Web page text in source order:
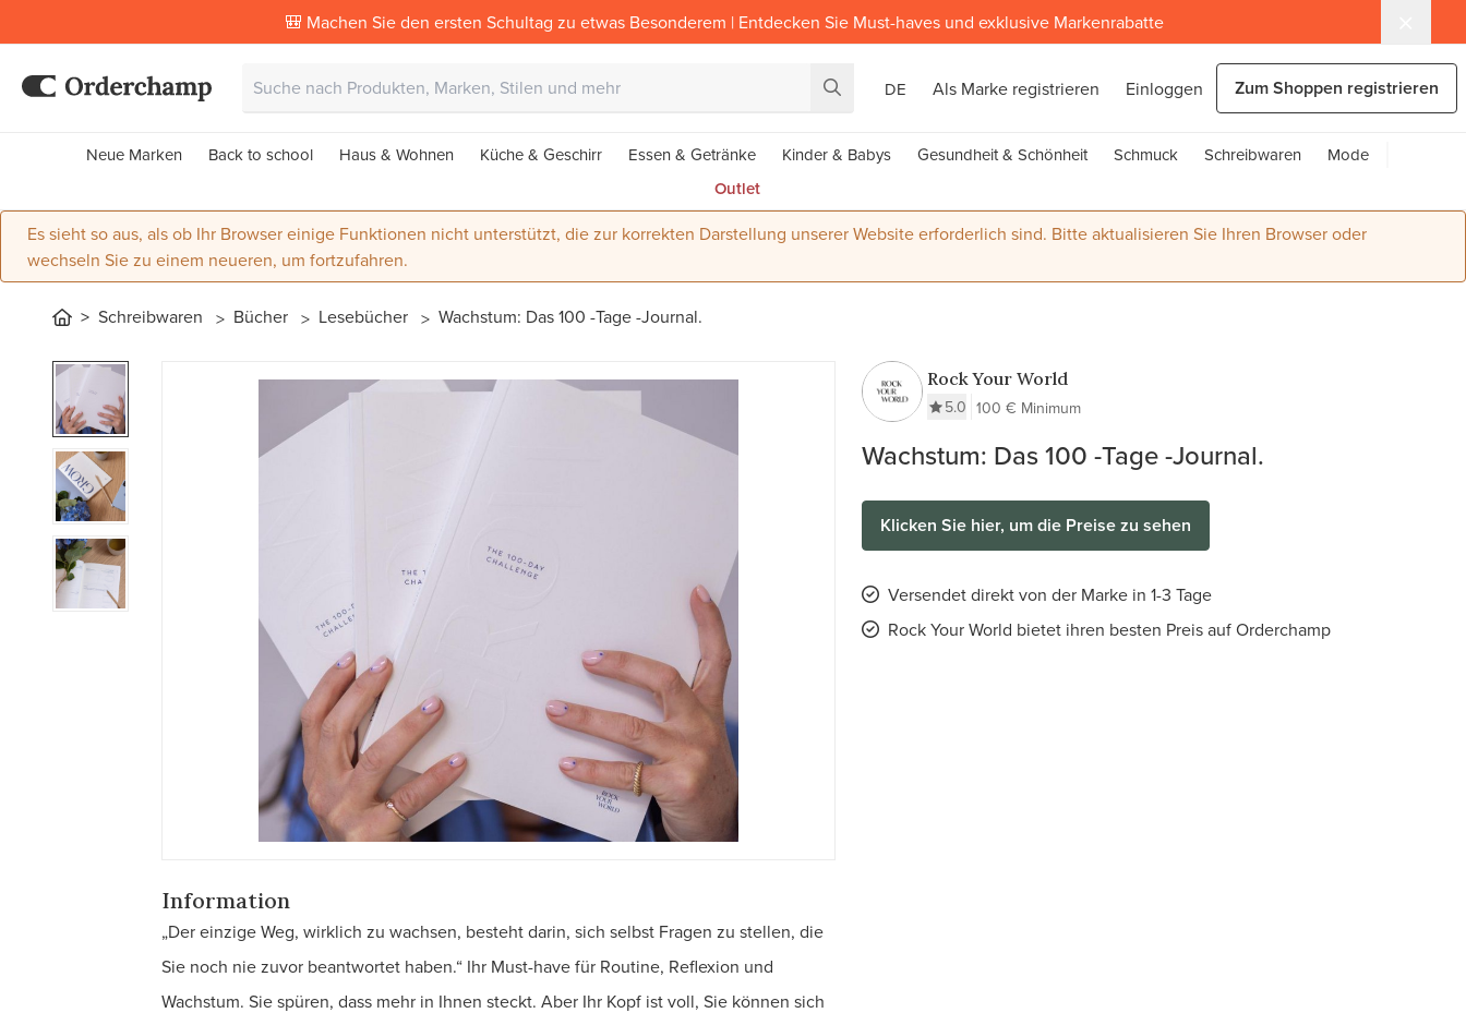
🎒 Machen Sie den ersten Schultag zu etwas Besonderem | Entdecken Sie Must-haves und exklusive Markenrabatte
DE Als Marke registrieren Einloggen Zum Shoppen registrieren
Neue Marken Back to school Haus & Wohnen Küche & Geschirr Essen & Getränke Kinder & Babys Gesundheit & Schönheit Schmuck Schreibwaren
Mode
Outlet
Es sieht so aus, als ob Ihr Browser einige Funktionen nicht unterstützt, die zur korrekten Darstellung unserer Website erforderlich sind. Bitte aktualisieren Sie Ihren Browser oder
wechseln Sie zu einem neueren, um fortzufahren.
Schreibwaren Bücher Lesebücher Wachstum: Das 100 -Tage -Journal.
Rock Your World
5.0 100 € Minimum
Wachstum: Das 100 -Tage -Journal.
Klicken Sie hier, um die Preise zu sehen
Versendet direkt von der Marke in 1-3 Tage
Rock Your World bietet ihren besten Preis auf Orderchamp
Information
„Der einzige Weg, wirklich zu wachsen, besteht darin, sich selbst Fragen zu stellen, die
Sie noch nie zuvor beantwortet haben.“ Ihr Must-have für Routine, Reflexion und
Wachstum. Sie spüren, dass mehr in Ihnen steckt. Aber Ihr Kopf ist voll, Sie können sich